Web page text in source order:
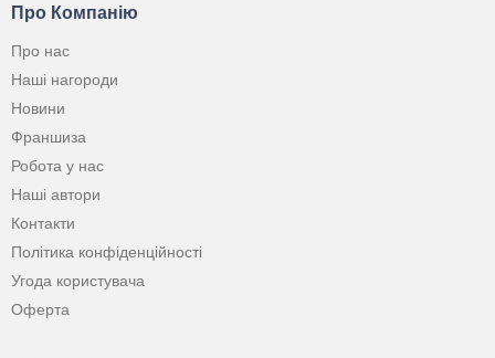
Про Компанію
Про нас
Наші нагороди
Новини
Франшиза
Робота у нас
Наші автори
Контакти
Політика конфіденційності
Угода користувача
Оферта